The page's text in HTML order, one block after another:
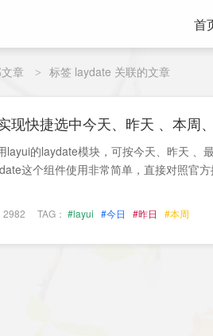
首
章 > 标签 laydate 关联的文章
现快捷选中今天、昨天 、本周
layui的laydate模块，可按今天、昨天 、
这个组件使用非常简单，直接对照官
2982 TAG： #layui #今日 #昨日 #本周